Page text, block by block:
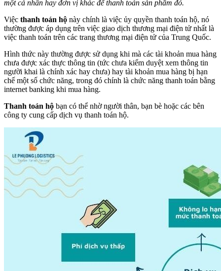
một cá nhân hay đơn vị khác để thanh toán sản phẩm đó.
Việc thanh toán hộ này chính là việc ủy quyền thanh toán hộ, nó
thường được áp dụng trên việc giao dịch thương mại điện tử nhất là
việc thanh toán trên các trang thương mại điện tử của Trung Quốc.
Hình thức này thường được sử dụng khi mà các tài khoản mua hàng
chưa được xác thực thông tin (tức chưa kiểm duyệt xem thông tin
người khai là chính xác hay chưa) hay tài khoản mua hàng bị hạn
chế một số chức năng, trong đó chính là chức năng thanh toán bằng
internet banking khi mua hàng.
Thanh toán hộ bạn có thể nhờ người thân, bạn bè hoặc các bên
công ty cung cấp dịch vụ thanh toán hộ.